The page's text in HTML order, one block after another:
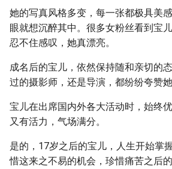
她的写真风格多变，每一张都极具美
眼就想沉醉其中。很多女粉丝看到宝
忍不住感叹，她真漂亮。
成名后的宝儿，依然保持随和亲切的
过的摄影师，还是导演，都纷纷夸赞
宝儿在出席国内外各大活动时，始终
又有活力，气场满分。
是的，17岁之后的宝儿，人生开始掌
惜这来之不易的机会，珍惜痛苦之后